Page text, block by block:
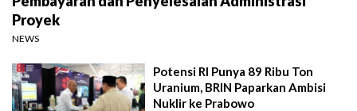
Proyek
NEWS
Potensi RI Punya 89 Ribu Ton
Uranium, BRIN Paparkan Ambisi
Nuklir ke Prabowo